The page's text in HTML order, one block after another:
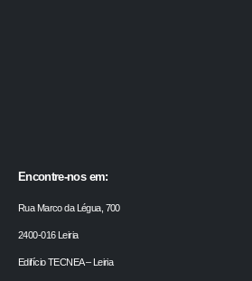
Encontre-nos em:
Rua Marco da Légua, 700
2400-016 Leiria
Edifício TECNEA – Leiria